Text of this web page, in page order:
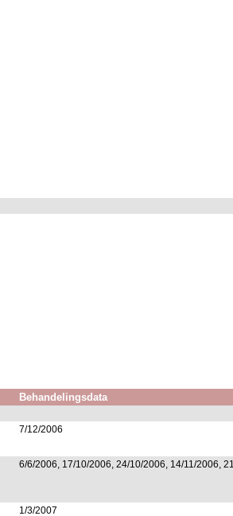
Behandelingsdata
7/12/2006
6/6/2006, 17/10/2006, 24/10/2006, 14/11/2006,
1/3/2007